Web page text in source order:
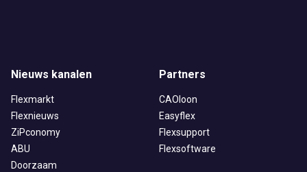
Nieuws kanalen
Flexmarkt
Flexnieuws
ZiPconomy
ABU
Doorzaam
Partners
CAOloon
Easyflex
Flexsupport
Flexsoftware